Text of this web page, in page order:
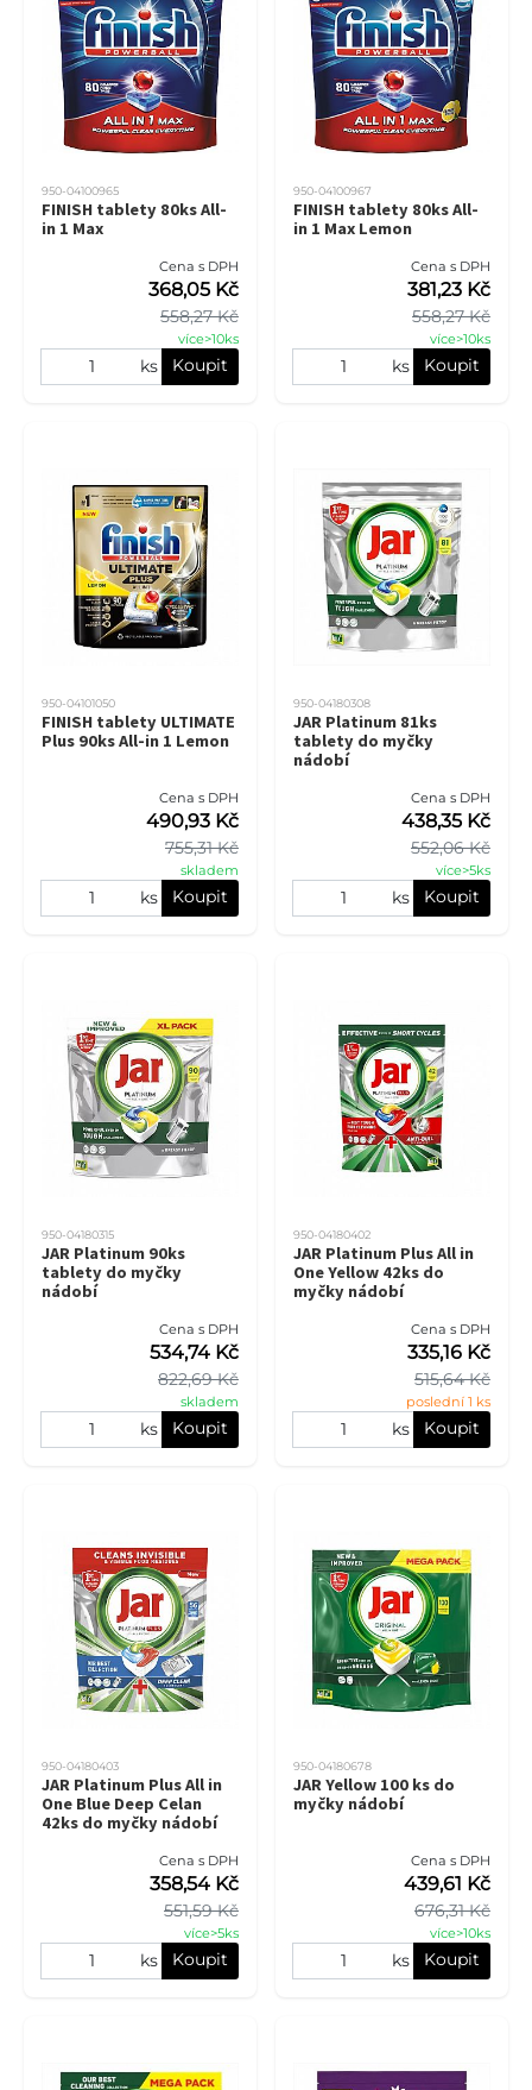
950-04100965
FINISH tablety 80ks All-
in 1 Max
Cena s DPH
558,27 Kč
368,05 Kč
více>10ks
ks Koupit
950-04100967
FINISH tablety 80ks All-
in 1 Max Lemon
Cena s DPH
558,27 Kč
381,23 Kč
více>10ks
ks Koupit
950-04101050
FINISH tablety ULTIMATE
Plus 90ks All-in 1 Lemon
Cena s DPH
755,31 Kč
490,93 Kč
skladem
ks Koupit
950-04180308
JAR Platinum 81ks
tablety do myčky
nádobí
Cena s DPH
552,06 Kč
438,35 Kč
více>5ks
ks Koupit
950-04180315
JAR Platinum 90ks
tablety do myčky
nádobí
Cena s DPH
822,69 Kč
534,74 Kč
skladem
ks Koupit
950-04180402
JAR Platinum Plus All in
One Yellow 42ks do
myčky nádobí
Cena s DPH
515,64 Kč
335,16 Kč
poslední 1 ks
ks Koupit
950-04180403
JAR Platinum Plus All in
One Blue Deep Celan
42ks do myčky nádobí
Cena s DPH
551,59 Kč
358,54 Kč
více>5ks
ks Koupit
950-04180678
JAR Yellow 100 ks do
myčky nádobí
Cena s DPH
676,31 Kč
439,61 Kč
více>10ks
ks Koupit